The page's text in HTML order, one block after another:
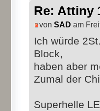
Re: Attiny
von SAD am
Ich würde
Block,
haben aber
Zumal der
Superhelle